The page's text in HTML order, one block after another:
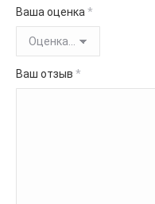
Ваша оценка *
Ваш отзыв *